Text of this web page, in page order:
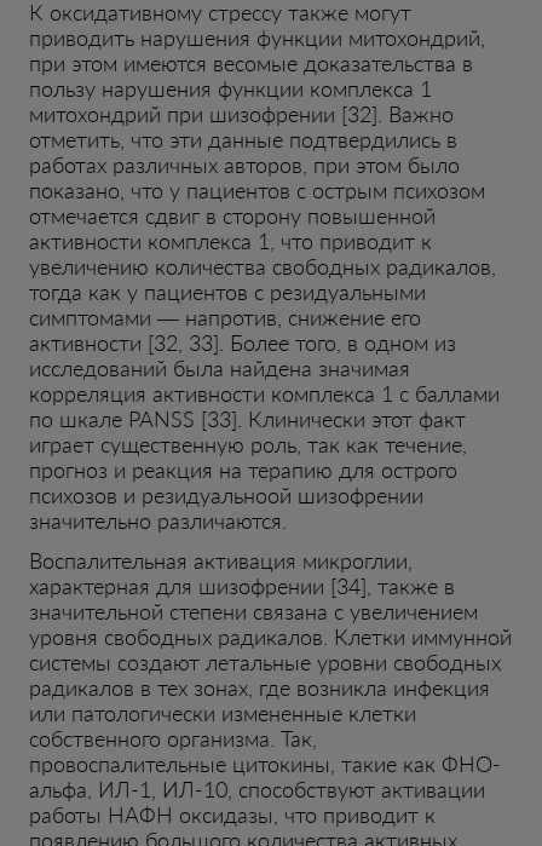
К оксидативному стрессу также могут
приводить нарушения функции митохондрий,
при этом имеются весомые доказательства в
пользу нарушения функции комплекса 1
митохондрий при шизофрении [32]. Важно
отметить, что эти данные подтвердились в
работах различных авторов, при этом было
показано, что у пациентов с острым психозом
отмечается сдвиг в сторону повышенной
активности комплекса 1, что приводит к
увеличению количества свободных радикалов,
тогда как у пациентов с резидуальными
симптомами — напротив, снижение его
активности [32, 33]. Более того, в одном из
исследований была найдена значимая
корреляция активности комплекса 1 с баллами
по шкале PANSS [33]. Клинически этот факт
играет существенную роль, так как течение,
прогноз и реакция на терапию для острого
психозов и резидуальноой шизофрении
значительно различаются.
Воспалительная активация микроглии,
характерная для шизофрении [34], также в
значительной степени связана с увеличением
уровня свободных радикалов. Клетки иммунной
системы создают летальные уровни свободных
радикалов в тех зонах, где возникла инфекция
или патологически измененные клетки
собственного организма. Так,
провоспалительные цитокины, такие как ФНО-
альфа, ИЛ-1, ИЛ-10, способствуют активации
работы НАФН оксидазы, что приводит к
появлению большого количества активных